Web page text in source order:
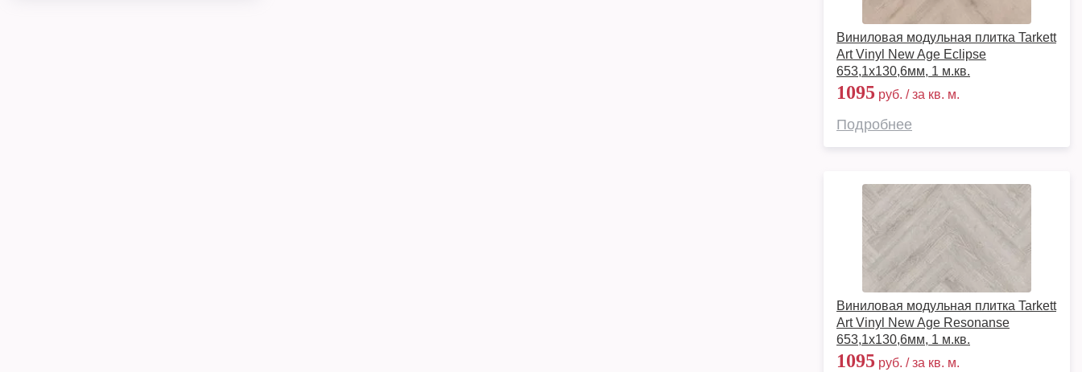
Виниловая модульная плитка Tarkett
Art Vinyl New Age Eclipse
653,1х130,6мм, 1 м.кв.
1095 руб. / за кв. м.
Подробнее
Виниловая модульная плитка Tarkett
Art Vinyl New Age Resonanse
653,1х130,6мм, 1 м.кв.
1095 руб. / за кв. м.